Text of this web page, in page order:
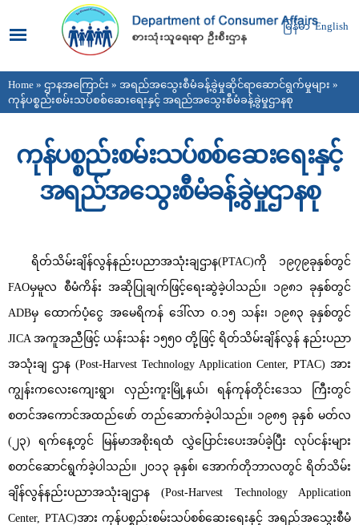
main
content
မြန်မာ English
You are here
Home » ဌာနအကြောင်း » အရည်အသွေးစီမံခန့်ခွဲမှုဆိုင်ရာဆောင်ရွက်မှုများ »
ကုန်ပစ္စည်းစမ်းသပ်စစ်ဆေးရေးနှင့် အရည်အသွေးစီမံခန့်ခွဲမှုဌာနစု
ကုန်ပစ္စည်းစမ်းသပ်စစ်ဆေးရေးနှင့်
အရည်အသွေးစီမံခန့်ခွဲမှုဌာနစု
ရိတ်သိမ်းချိန်လွန်နည်းပညာအသုံးချဌာန(PTAC)ကို ၁၉၇၉ခုနှစ်တွင်
FAOမှမူလ စီမံကိန်း အဆိုပြုချက်ဖြင့်ရေးဆွဲခဲ့ပါသည်။ ၁၉၈၁ ခုနှစ်တွင်
ADBမှ ထောက်ပံ့ငွေ အမေရိကန် ဒေါ်လာ ၀.၁၅ သန်း၊ ၁၉၈၃ ခုနှစ်တွင်
JICA အကူအညီဖြင့် ယန်းသန်း ၁၅၅၀ တို့ဖြင့် ရိတ်သိမ်းချိန်လွန် နည်းပညာ
အသုံးချ ဌာန (Post-Harvest Technology Application Center, PTAC) အား
ကျွန်းကလေးကျေးရွာ၊ လှည်းကူးမြို့နယ်၊ ရန်ကုန်တိုင်းဒေသ ကြီးတွင်
စတင်အကောင်အထည်ဖော် တည်ဆောက်ခဲ့ပါသည်။ ၁၉၈၅ ခုနှစ် မတ်လ
(၂၃) ရက်နေ့တွင် မြန်မာအစိုးရထံ လွှဲပြောင်းပေးအပ်ခဲ့ပြီး လုပ်ငန်းများ
စတင်ဆောင်ရွက်ခဲ့ပါသည်။ ၂၀၁၃ ခုနှစ်၊ အောက်တိုဘာလတွင် ရိတ်သိမ်း
ချိန်လွန်နည်းပညာအသုံးချဌာန (Post-Harvest Technology Application
Center, PTAC)အား ကုန်ပစ္စည်းစမ်းသပ်စစ်ဆေးရေးနှင့် အရည်အသွေးစီမံ